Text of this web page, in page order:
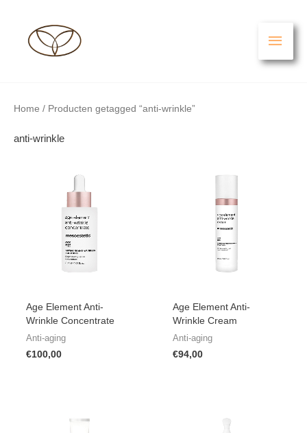
Home / Producten getagged “anti-wrinkle”
anti-wrinkle
Age Element Anti-
Wrinkle Concentrate
Anti-aging
€100,00
Age Element Anti-
Wrinkle Cream
Anti-aging
€94,00